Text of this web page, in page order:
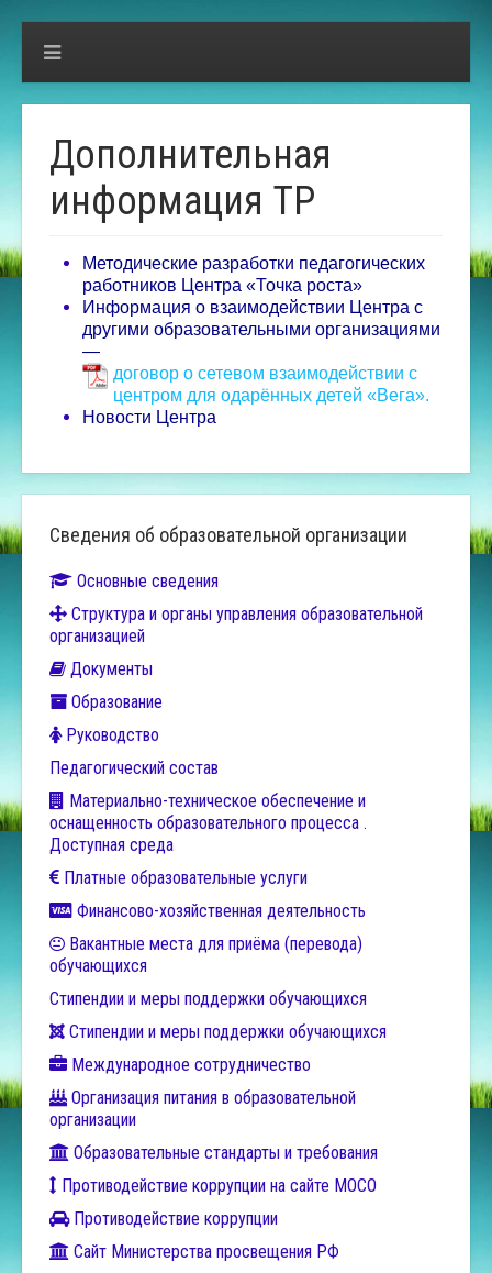
Дополнительная
информация ТР
Методические разработки педагогических
работников Центра «Точка роста»
Информация о взаимодействии Центра с
другими образовательными организациями
—
договор о сетевом взаимодействии с
центром для одарённых детей «Вега».
Новости Центра
Сведения об образовательной организации
Основные сведения
Структура и органы управления образовательной
организацией
Документы
Образование
Руководство
Педагогический состав
Материально-техническое обеспечение и
оснащенность образовательного процесса .
Доступная среда
Платные образовательные услуги
Финансово-хозяйственная деятельность
Вакантные места для приёма (перевода)
обучающихся
Стипендии и меры поддержки обучающихся
Стипендии и меры поддержки обучающихся
Международное сотрудничество
Организация питания в образовательной
организации
Образовательные стандарты и требования
Противодействие коррупции на сайте МОСО
Противодействие коррупции
Сайт Министерства просвещения РФ